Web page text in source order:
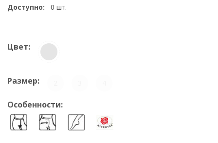
Доступно:
0 шт.
Цвет:
Размер:
Особенности: